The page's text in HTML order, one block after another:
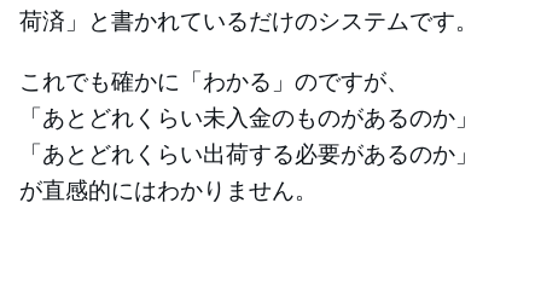
荷済」と書かれているだけのシステムです。
これでも確かに「わかる」のですが、
「あとどれくらい未入金のものがあるのか」
「あとどれくらい出荷する必要があるのか」
が直感的にはわかりません。